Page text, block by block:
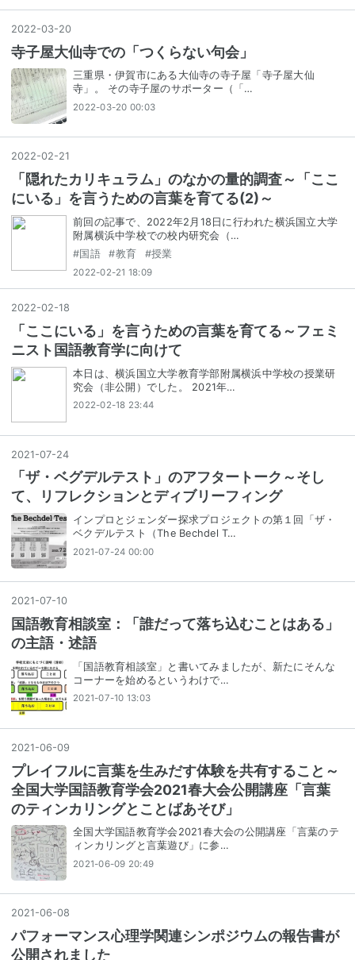
2022-03-20
寺子屋大仙寺での「つくらない句会」
三重県・伊賀市にある大仙寺の寺子屋「寺子屋大仙
寺」。 その寺子屋のサポーター（「…
2022-03-20 00:03
2022-02-21
「隠れたカリキュラム」のなかの量的調査～「ここ
にいる」を言うための言葉を育てる(2)～
前回の記事で、2022年2月18日に行われた横浜国立大学
附属横浜中学校での校内研究会（…
#国語 #教育 #授業
2022-02-21 18:09
2022-02-18
「ここにいる」を言うための言葉を育てる～フェミ
ニスト国語教育学に向けて
本日は、横浜国立大学教育学部附属横浜中学校の授業研
究会（非公開）でした。 2021年…
2022-02-18 23:44
2021-07-24
「ザ・ベグデルテスト」のアフタートーク～そし
て、リフレクションとディブリーフィング
インプロとジェンダー探求プロジェクトの第１回「ザ・
ベクデルテスト（The Bechdel T…
2021-07-24 00:00
2021 -07-10
国語教育相談室：「誰だって落ち込むことはある」
の主語・述語
「国語教育相談室」と書いてみましたが、新たにそんな
コーナーを始めるというわけで…
2021-07-10 13:03
2021 -06-09
プレイフルに言葉を生みだす体験を共有すること～
全国大学国語教育学会2021春大会公開講座「言葉
のティンカリングとことばあそび」
全国大学国語教育学会2021春大会の公開講座「言葉のテ
ィンカリングと言葉遊び」に参…
2021-06-09 20:49
2021 -06-08
パフォーマンス心理学関連シンポジウムの報告書が
公開されました